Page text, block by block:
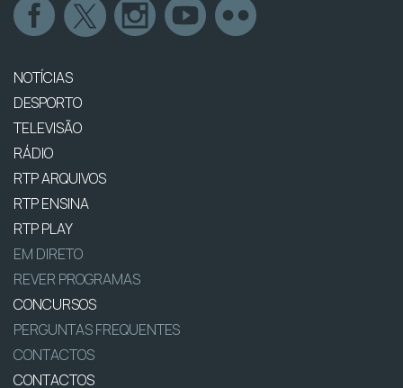
NOTÍCIAS
DESPORTO
TELEVISÃO
RÁDIO
RTP ARQUIVOS
RTP ENSINA
RTP PLAY
EM DIRETO
REVER PROGRAMAS
CONCURSOS
PERGUNTAS FREQUENTES
CONTACTOS
CONTACTOS